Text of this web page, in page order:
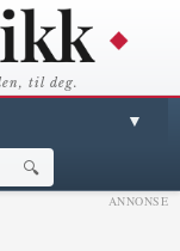
til deg.
▼
🔍
ANNONSE